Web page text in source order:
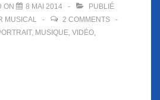
ON 8 MAI 2014
PUBLIÉ
MUSICAL
2 COMMENTS
, MUSIQUE, VIDÉO,